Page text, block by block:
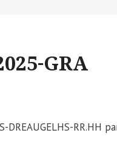
GRA
RR.HH